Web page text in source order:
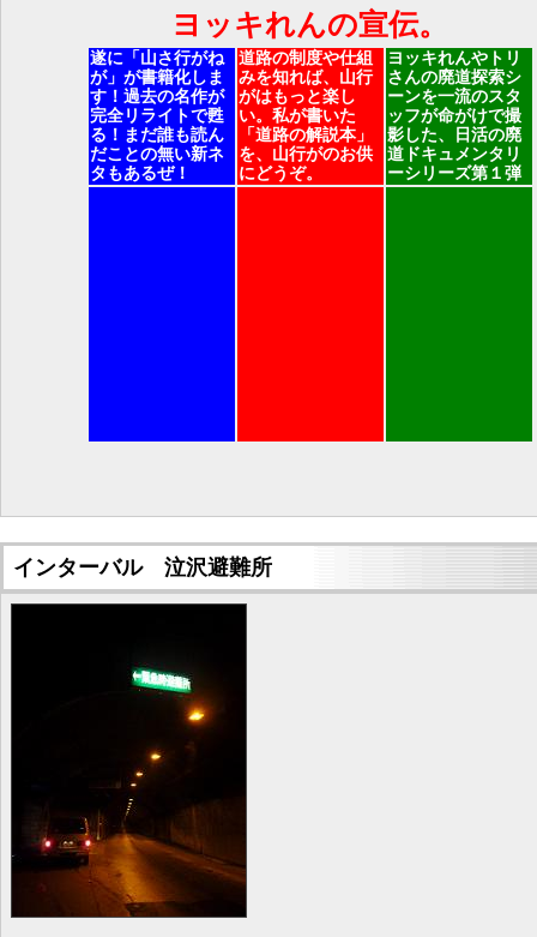
ヨッキれんの宣伝。
遂に「山さ行がね
が」が書籍化しま
す！過去の名作が
完全リライトで甦
る！まだ誰も読ん
だことの無い新ネ
タもあるぜ！
道路の制度や仕組
みを知れば、山行
がはもっと楽し
い。私が書いた
「道路の解説本」
を、山行がのお供
にどうぞ。
ヨッキれんやトリ
さんの廃道探索シ
ーンを一流のスタ
ッフが命がけで撮
影した、日活の廃
道ドキュメンタリ
ーシリーズ第１弾
インターバル 泣沢避難所